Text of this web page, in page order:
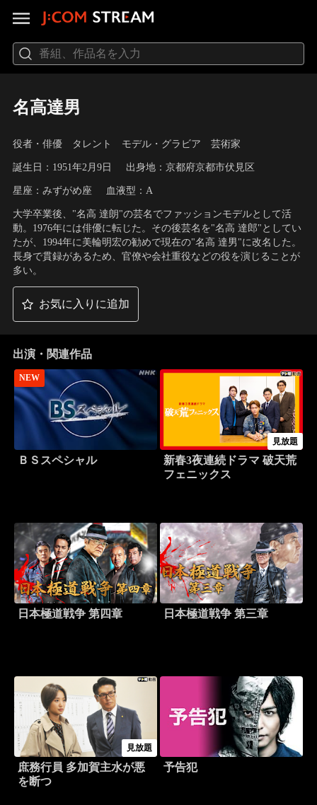
名高達男
役者・俳優 タレント モデル・グラビア 芸術家
誕生日：1951年2月9日 出身地：京都府京都市伏見区
星座：みずがめ座 血液型：A
大学卒業後、"名高 達朗"の芸名でファッションモデルとして活
動。1976年には俳優に転じた。その後芸名を"名高 達郎"としてい
たが、1994年に美輪明宏の勧めで現在の"名高 達男"に改名した。
長身で貫録があるため、官僚や会社重役などの役を演じることが
多い。
お気に入りに追加
出演・関連作品
NEW
ＢＳスペシャル
見放題
新春3夜連続ドラマ 破天荒
フェニックス
日本極道戦争 第四章 日本極道戦争 第三章
見放題
庶務行員 多加賀主水が悪
を断つ
予告犯